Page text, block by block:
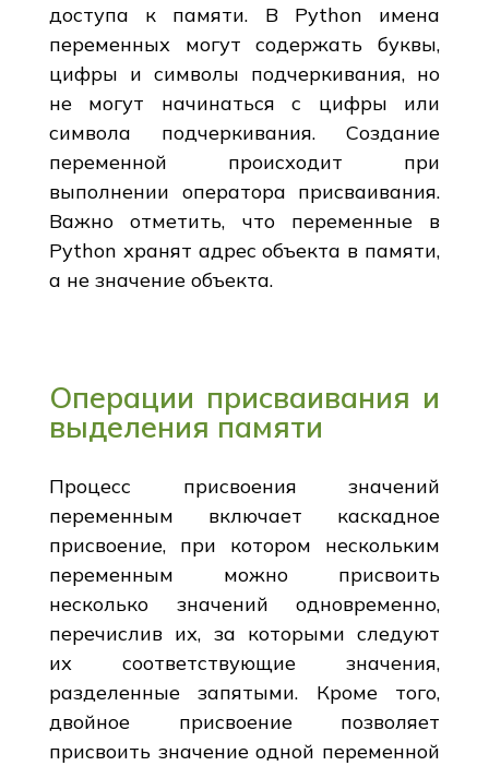
доступа к памяти. В Python имена
переменных могут содержать буквы,
цифры и символы подчеркивания, но
не могут начинаться с цифры или
символа подчеркивания. Создание
переменной происходит при
выполнении оператора присваивания.
Важно отметить, что переменные в
Python хранят адрес объекта в памяти,
а не значение объекта.
Операции присваивания и
выделения памяти
Процесс присвоения значений
переменным включает каскадное
присвоение, при котором нескольким
переменным можно присвоить
несколько значений одновременно,
перечислив их, за которыми следуют
их соответствующие значения,
разделенные запятыми. Кроме того,
двойное присвоение позволяет
присвоить значение одной переменной